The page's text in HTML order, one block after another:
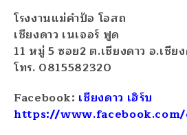
โรงงานแม่คำป้อ โอสถ
เชียงดาว เนเจอร์ ฟูด
11 หมู่ 5 ซอย2 ต.เชียงดาว อ.เชีย
โทร. 0815582320
Facebook: เชียงดาว เฮิร์บ
https://